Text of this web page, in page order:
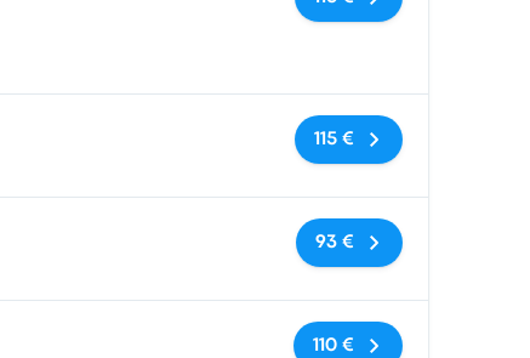
Keine Tags
115 €
Keine Tags
93 €
Keine Tags
110 €